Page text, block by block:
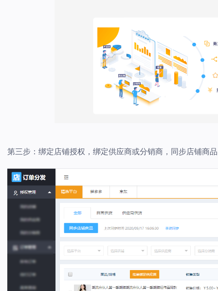
第三步：绑定店铺授权，绑定供应商或分销商，同步店铺商